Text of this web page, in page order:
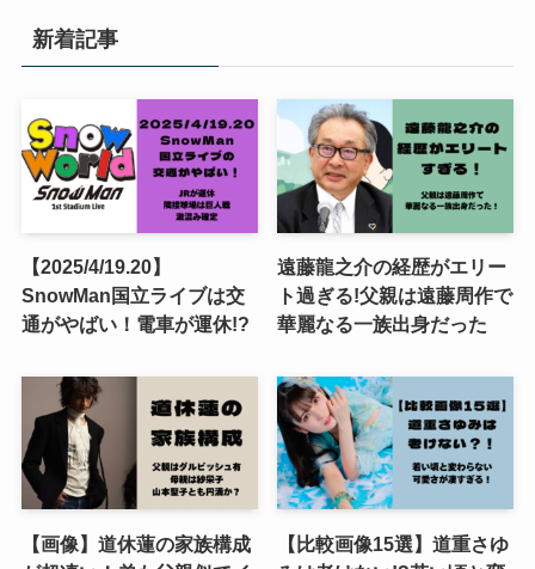
新着記事
【2025/4/19.20】
SnowMan国立ライブは交
通がやばい！電車が運休!?
遠藤龍之介の経歴がエリー
ト過ぎる!父親は遠藤周作で
華麗なる一族出身だった
【画像】道休蓮の家族構成
【比較画像15選】道重さゆ